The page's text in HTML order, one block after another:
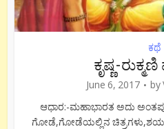
ಕಥೆ
ಕೃಷ್ಣ-
June 6, 2017 by
ಆಧಾರ:-ಮಹಾಭಾರತ ಅದು
ಗೋಡೆ,ಗೋಡೆಯಲ್ಲಿನ ಚಿತ್ರಗಳು,ಶಯನ